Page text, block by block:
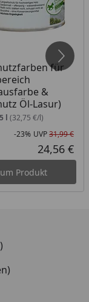
Preis
für
&
Öl-Lasur)
l (32,75 €/l)
-23% UVP31,99 €
24,56 €
Produkt